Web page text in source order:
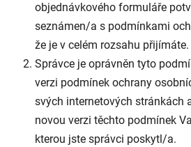
objednávkového formuláře
seznámen/a s podmínkami
že je v celém rozsahu přijímáte.
Správce je oprávněn tyto
verzi podmínek ochrany
svých internetových stránkách
novou verzi těchto podmínek
kterou jste správci poskytl/a.